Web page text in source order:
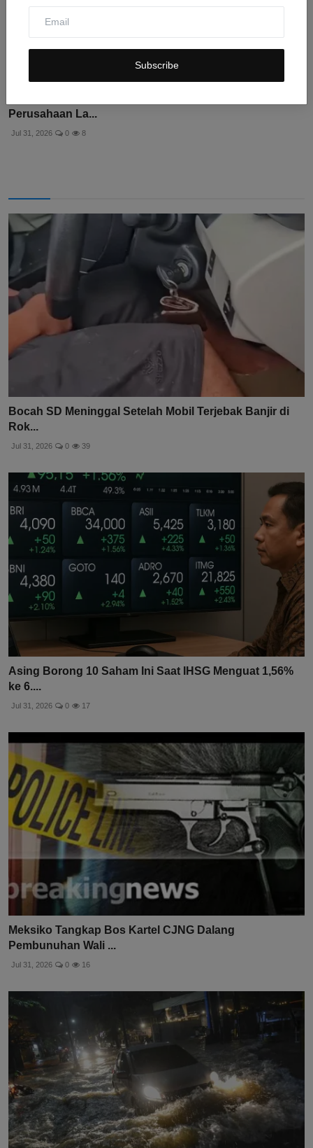
Subscribe
Perusahaan La...
Jul 31, 2026 0 8
Bocah SD Meninggal Setelah Mobil Terjebak Banjir di
Rok...
Jul 31, 2026 0 39
Asing Borong 10 Saham Ini Saat IHSG Menguat 1,56%
ke 6....
Jul 31, 2026 0 17
Meksiko Tangkap Bos Kartel CJNG Dalang
Pembunuhan Wali ...
Jul 31, 2026 0 16